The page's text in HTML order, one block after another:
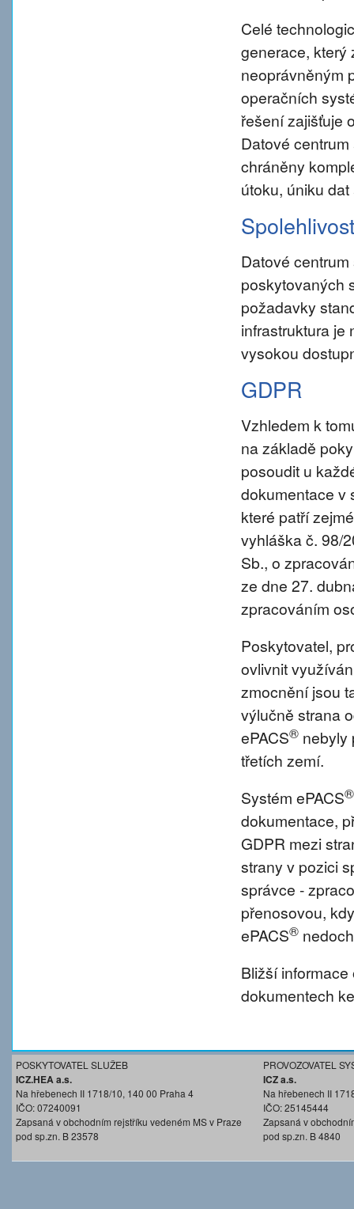
Celé
generace, který
neoprávněným
operačních
řešení zajišťuje
Datové
chráněny
útoku, úniku
Spolehlivost
Datové
poskytovaných
požadavky
infrastruktura je
vysokou
GDPR
Vzhledem k
na základě
posoudit u
dokumentace v
které patří
vyhláška č. 98/
Sb., o
ze dne 27.
zpracováním
Poskytovatel,
ovlivnit
zmocnění jsou
výlučně strana
ePACS® nebyly
třetích zemí.
Systém ePACS®
dokumentace,
GDPR mezi
strany v pozici
správce -
přenosovou,
ePACS®
Bližší
dokumentech
POSKYTOVATEL SLUŽEB
ICZ.HEA a.s.
Na hřebenech II 1718/10, 140 00 Praha 4
IČO: 07240091
Zapsaná v obchodním rejstříku vedeném MS v Praze
pod sp.zn. B 23578
PROVOZOVATEL
ICZ a.s.
Na hřebenech II
IČO: 25145444
Zapsaná v
pod sp.zn. B 4840